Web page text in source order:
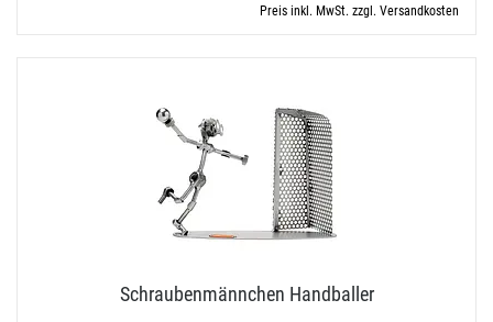
Preis inkl. MwSt. zzgl. Versandkosten
Schraubenmännchen Handballer